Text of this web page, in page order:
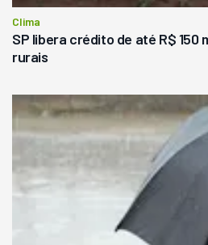
Clima
SP libera crédito de até R$ 150
rurais